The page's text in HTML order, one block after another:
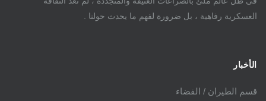
العسكرية رفاهية ، بل ضرورة لفهم ما يحدث حولنا .
الأخبار
قسم الطيران / الفضاء